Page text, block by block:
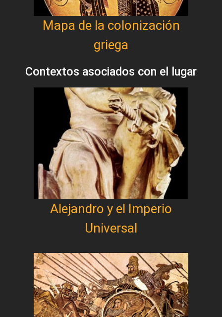
Mapa de la colonización
griega
Contextos asociados con el lugar
Alejandro y el Imperio
Universal